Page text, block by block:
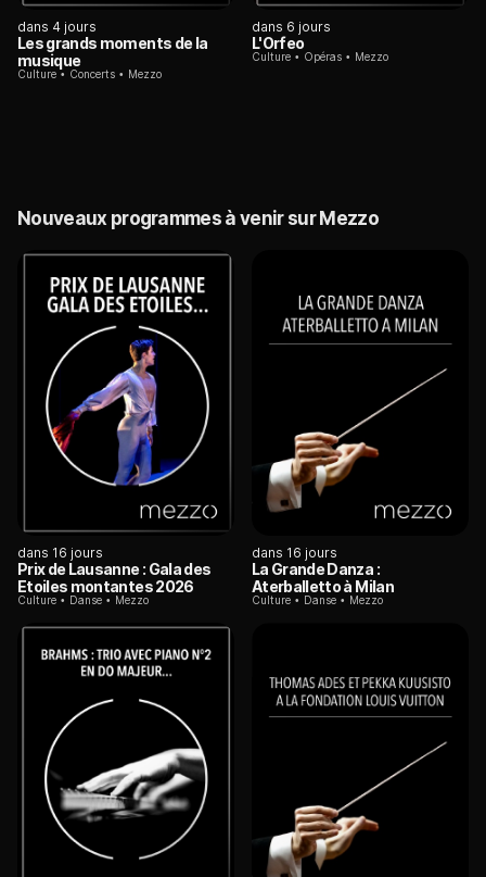
dans 4 jours
Les grands moments de la
musique
Culture Concerts Mezzo
dans 6 jours
L'Orfeo
Culture Opéras Mezzo
Nouveaux programmes à venir sur Mezzo
dans 16 jours
Prix de Lausanne : Gala des
Etoiles montantes 2026
Culture Danse Mezzo
dans 16 jours
La Grande Danza :
Aterballetto à Milan
Culture Danse Mezzo